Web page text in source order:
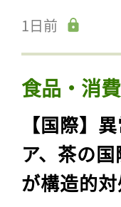
1日前
食品・消
【国際】
ア、茶の
が構造的